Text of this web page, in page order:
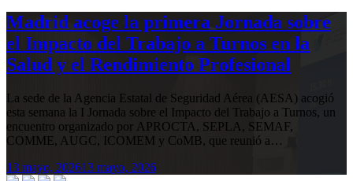
Madrid acoge la primera Jornada sobre
el Impacto del Trabajo a Turnos en la
Salud y el Rendimiento Profesional
La sede de la Agencia Estatal de Seguridad Aérea (AESA) acogió
esta semana la I Jornada sobre el Impacto del Trabajo a Turnos, un
encuentro organizado por APROCTA, SEPLA, SEMAF,
COMME, AUGC, ICOMEM y CoMB, que reunió a…
13 mayo, 202613 mayo, 2026